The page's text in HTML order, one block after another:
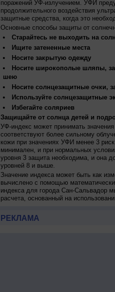
поражений УФ-излучением. УФИ
продолжительного воздействия
защитные средства, когда это
Основные способы защиты от
Старайтесь не выходить на
Ищите затененные места
Носите закрытую одежду
Носите широкополые шляпы,
шею
Носите солнцезащитные очки,
Используйте солнцезащитные
Избегайте соляриев
Защищайте от солнца детей и
УФ-индекс может принимать
соответствуют более сильному
кожи при значениях УФИ менее 3
минимален, и при нормальных
уровня 3 защита необходима, и она
уровней 8 и выше.
Значение индекса может быть как
вычислено с помощью
индекса для города Сан-Сальвадор
расчета, основанный на
РЕКЛАМА